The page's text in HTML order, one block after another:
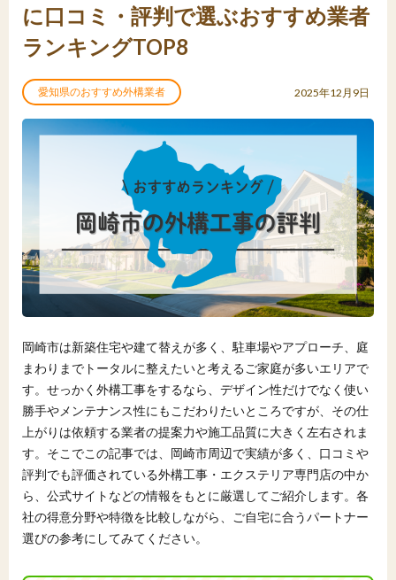
に口コミ・評判で選ぶおすすめ業者
ランキングTOP8
愛知県のおすすめ外構業者 2025年12月9日
岡崎市は新築住宅や建て替えが多く、駐車場やアプローチ、庭
まわりまでトータルに整えたいと考えるご家庭が多いエリアで
す。せっかく外構工事をするなら、デザイン性だけでなく使い
勝手やメンテナンス性にもこだわりたいところですが、その仕
上がりは依頼する業者の提案力や施工品質に大きく左右されま
す。そこでこの記事では、岡崎市周辺で実績が多く、口コミや
評判でも評価されている外構工事・エクステリア専門店の中か
ら、公式サイトなどの情報をもとに厳選してご紹介します。各
社の得意分野や特徴を比較しながら、ご自宅に合うパートナー
選びの参考にしてみてください。